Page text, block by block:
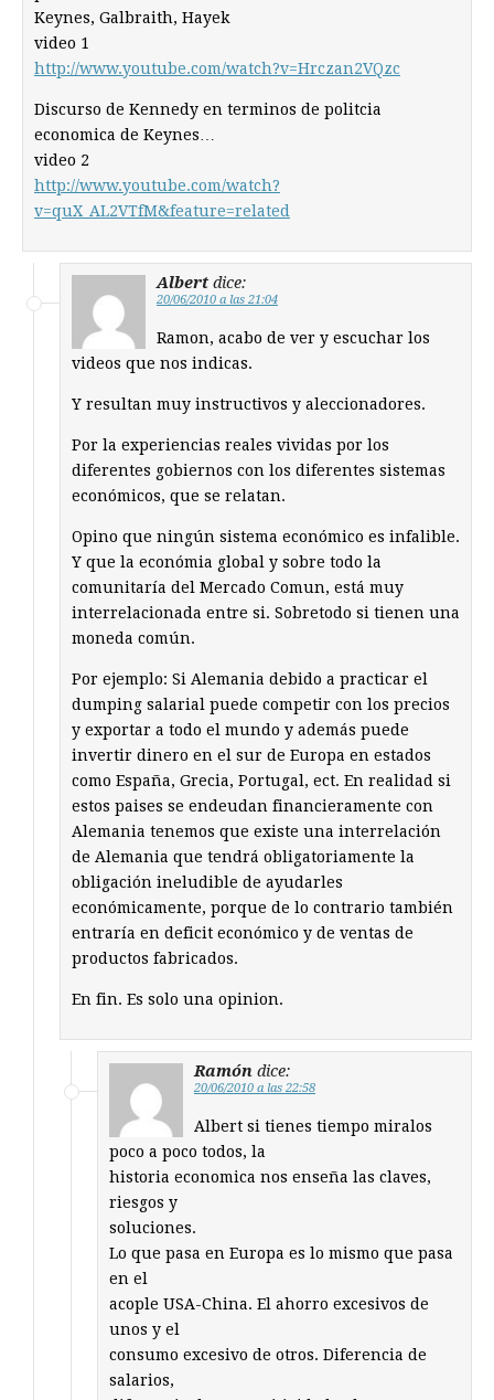
Keynes, Galbraith, Hayek
video 1
http://www.youtube.com/watch?v=Hrczan2VQzc
Discurso de Kennedy en terminos de politcia
economica de Keynes…
video 2
http://www.youtube.com/watch?
v=quX_AL2VTfM&feature=related
Albert dice:
20/06/2010 a las 21:04
Ramon, acabo de ver y escuchar los
videos que nos indicas.
Y resultan muy instructivos y aleccionadores.
Por la experiencias reales vividas por los
diferentes gobiernos con los diferentes sistemas
económicos, que se relatan.
Opino que ningún sistema económico es infalible.
Y que la económia global y sobre todo la
comunitaría del Mercado Comun, está muy
interrelacionada entre si. Sobretodo si tienen una
moneda común.
Por ejemplo: Si Alemania debido a practicar el
dumping salarial puede competir con los precios
y exportar a todo el mundo y además puede
invertir dinero en el sur de Europa en estados
como España, Grecia, Portugal, ect. En realidad si
estos paises se endeudan financieramente con
Alemania tenemos que existe una interrelación
de Alemania que tendrá obligatoriamente la
obligación ineludible de ayudarles
económicamente, porque de lo contrario también
entraría en deficit económico y de ventas de
productos fabricados.
En fin. Es solo una opinion.
Ramón dice:
20/06/2010 a las 22:58
Albert si tienes tiempo miralos
poco a poco todos, la
historia economica nos enseña las claves,
riesgos y
soluciones.
Lo que pasa en Europa es lo mismo que pasa
en el
acople USA-China. El ahorro excesivos de
unos y el
consumo excesivo de otros. Diferencia de
salarios,